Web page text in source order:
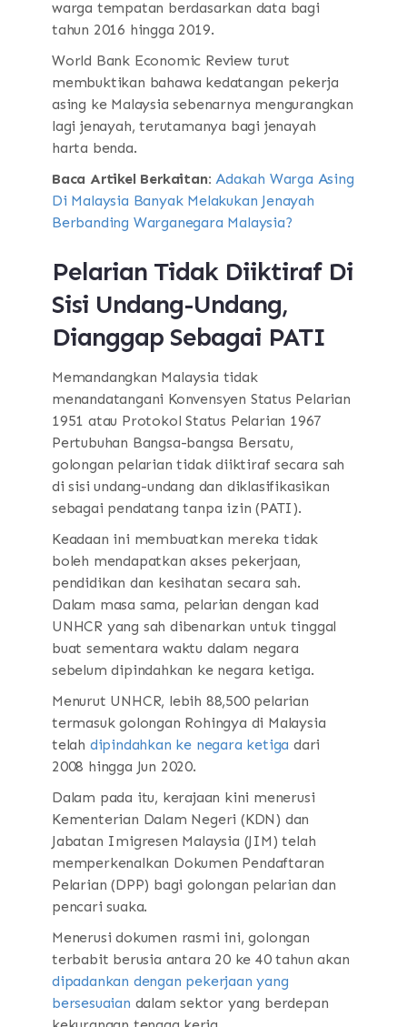
warga tempatan berdasarkan data bagi
tahun 2016 hingga 2019.
World Bank Economic Review turut
membuktikan bahawa kedatangan pekerja
asing ke Malaysia sebenarnya mengurangkan
lagi jenayah, terutamanya bagi jenayah
harta benda.
Baca Artikel Berkaitan: Adakah Warga Asing
Di Malaysia Banyak Melakukan Jenayah
Berbanding Warganegara Malaysia?
Pelarian Tidak Diiktiraf Di
Sisi Undang-Undang,
Dianggap Sebagai PATI
Memandangkan Malaysia tidak
menandatangani Konvensyen Status Pelarian
1951 atau Protokol Status Pelarian 1967
Pertubuhan Bangsa-bangsa Bersatu,
golongan pelarian tidak diiktiraf secara sah
di sisi undang-undang dan diklasifikasikan
sebagai pendatang tanpa izin (PATI).
Keadaan ini membuatkan mereka tidak
boleh mendapatkan akses pekerjaan,
pendidikan dan kesihatan secara sah.
Dalam masa sama, pelarian dengan kad
UNHCR yang sah dibenarkan untuk tinggal
buat sementara waktu dalam negara
sebelum dipindahkan ke negara ketiga.
Menurut UNHCR, lebih 88,500 pelarian
termasuk golongan Rohingya di Malaysia
telah dipindahkan ke negara ketiga dari
2008 hingga Jun 2020.
Dalam pada itu, kerajaan kini menerusi
Kementerian Dalam Negeri (KDN) dan
Jabatan Imigresen Malaysia (JIM) telah
memperkenalkan Dokumen Pendaftaran
Pelarian (DPP) bagi golongan pelarian dan
pencari suaka.
Menerusi dokumen rasmi ini, golongan
terbabit berusia antara 20 ke 40 tahun akan
dipadankan dengan pekerjaan yang
bersesuaian dalam sektor yang berdepan